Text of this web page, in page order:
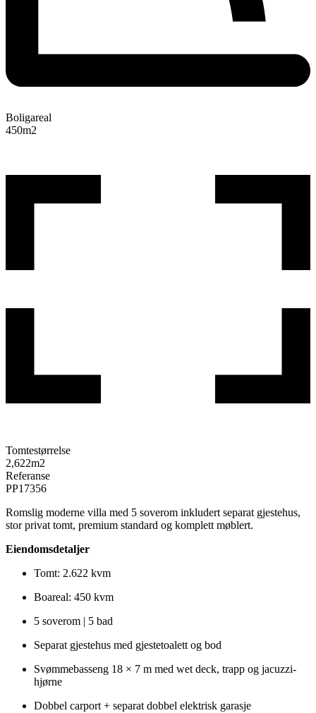
Boligareal
450m2
Tomtestørrelse
2,622m2
Referanse
PP17356
Romslig moderne villa med 5 soverom inkludert separat gjestehus,
stor privat tomt, premium standard og komplett møblert.
Eiendomsdetaljer
Tomt: 2.622 kvm
Boareal: 450 kvm
5 soverom | 5 bad
Separat gjestehus med gjestetoalett og bod
Svømmebasseng 18 × 7 m med wet deck, trapp og jacuzzi-
hjørne
Dobbel carport + separat dobbel elektrisk garasje